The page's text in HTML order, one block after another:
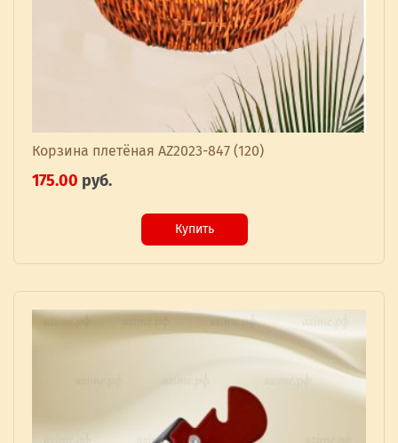
Корзина плетёная AZ2023-847 (120)
175.00 руб.
Купить